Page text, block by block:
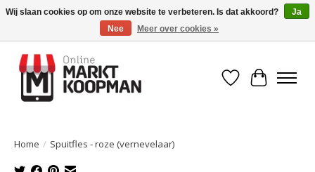
Voor 15:00 besteld, morgen in huis!
Verlanglijst
Home / Spuitfles - roze (vernevelaar)
Wij slaan cookies op om onze website te verbeteren. Is dat akkoord?
Ja
Nee
Meer over cookies »